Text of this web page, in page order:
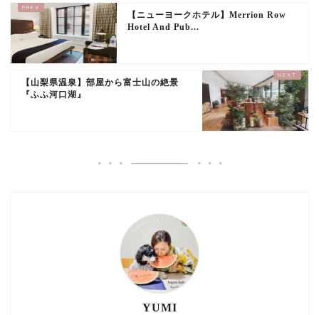
【ニューヨークホテル】Merrion Row
Hotel And Pub...
【山梨県温泉】部屋から富士山の絶景
『ふふ河口湖』
YUMI